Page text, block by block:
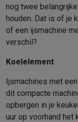
Strijken
NaaienNaaimachines
VerkoelenMobiele
Luchtbehandeling
Wassen & drogen
Huisdieren
Beauty &
Haarverzorging
Mondhygiëne
nog twee
houden. Dat is of je
of een ijsmachine
verschil?
Koelelement
Ijsmachines met
dit compacte
opbergen in je
uur op voorhand